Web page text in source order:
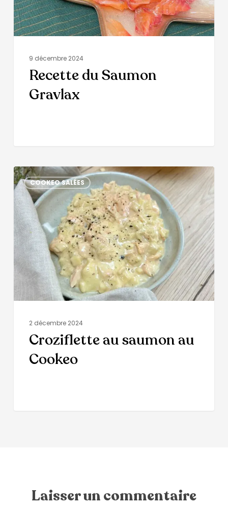
9 décembre 2024
Recette du Saumon
Gravlax
COOKEO SALÉES
2 décembre 2024
Croziflette au saumon au
Cookeo
Laisser un commentaire